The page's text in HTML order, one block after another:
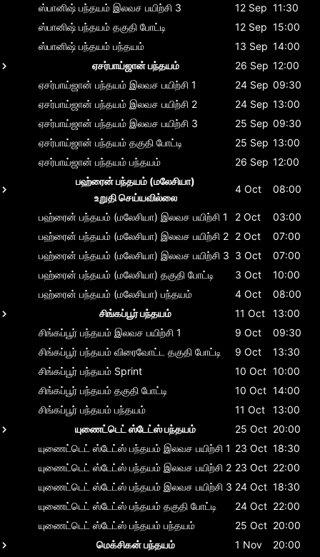
ஸ்பானிஷ் பந்தயம் இலவச பயிற்சி 3 12 Sep 11:30
ஸ்பானிஷ் பந்தயம் தகுதி போட்டி 12 Sep 15:00
ஸ்பானிஷ் பந்தயம் பந்தயம் 13 Sep 14:00
ஏசர்பாய்ஜான் பந்தயம்
26 Sep 12:00
ஏசர்பாய்ஜான் பந்தயம் இலவச பயிற்சி 1 24 Sep 09:30
ஏசர்பாய்ஜான் பந்தயம் இலவச பயிற்சி 2 24 Sep 13:00
ஏசர்பாய்ஜான் பந்தயம் இலவச பயிற்சி 3 25 Sep 09:30
ஏசர்பாய்ஜான் பந்தயம் தகுதி போட்டி 25 Sep 13:00
ஏசர்பாய்ஜான் பந்தயம் பந்தயம் 26 Sep 12:00
பஹ்ரைன் பந்தயம் (மலேசியா)
உறுதி செய்யவில்லை
4 Oct 08:00
பஹ்ரைன் பந்தயம் (மலேசியா) இலவச பயிற்சி 1 2 Oct
03:00
பஹ்ரைன் பந்தயம் (மலேசியா) இலவச பயிற்சி 2 2 Oct
07:00
பஹ்ரைன் பந்தயம் (மலேசியா) இலவச பயிற்சி 3 3 Oct
07:00
பஹ்ரைன் பந்தயம் (மலேசியா) தகுதி போட்டி 3 Oct
10:00
பஹ்ரைன் பந்தயம் (மலேசியா) பந்தயம் 4 Oct
08:00
சிங்கப்பூர் பந்தயம்
11 Oct
13:00
சிங்கப்பூர் பந்தயம் இலவச பயிற்சி 1 9 Oct
09:30
சிங்கப்பூர் பந்தயம் விரைவோட்ட தகுதி போட்டி 9 Oct
13:30
சிங்கப்பூர் பந்தயம் Sprint 10 Oct 10:00
சிங்கப்பூர் பந்தயம் தகுதி போட்டி 10 Oct 14:00
சிங்கப்பூர் பந்தயம் பந்தயம் 11 Oct
13:00
யுணைட்டெட் ஸ்டேட்ஸ் பந்தயம்
25 Oct 20:00
யுணைட்டெட் ஸ்டேட்ஸ் பந்தயம் இலவச பயிற்சி 1 23 Oct 18:30
யுணைட்டெட் ஸ்டேட்ஸ் பந்தயம் இலவச பயிற்சி 2 23 Oct 22:00
யுணைட்டெட் ஸ்டேட்ஸ் பந்தயம் இலவச பயிற்சி 3 24 Oct 18:30
யுணைட்டெட் ஸ்டேட்ஸ் பந்தயம் தகுதி போட்டி 24 Oct 22:00
யுணைட்டெட் ஸ்டேட்ஸ் பந்தயம் பந்தயம் 25 Oct 20:00
மெக்சிகன் பந்தயம்
1 Nov 20:00